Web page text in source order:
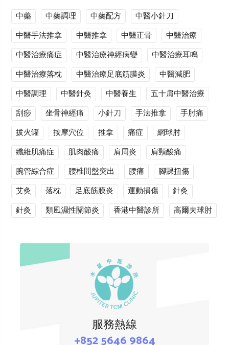
中藥 中藥調理 中藥配方
中醫小針刀
中醫手法推拿
中醫推拿 中醫正骨
中醫治療
中醫治療痛症
中醫治療神經病變
中醫治療耳鳴
中醫治療落枕
中醫治療足底筋膜炎
中醫減肥
中醫調理
中醫針灸 中醫養生
五十肩中醫治療
刮痧
坐骨神經痛 小針刀 手法推拿
手肘痛
拔火罐
按摩穴位 推拿 痛症
網球肘
纖維肌痛症
肌肉酸痛 肩周炎
肩頸酸痛
腕管綜合症
腰椎間盤突出 腰痛
腳踝扭傷
艾灸
落枕 足底筋膜炎 運動損傷
針灸
針灸
類風濕性關節炎 香港中醫診所 高爾夫球肘
服務熱線
+852 5646 9864